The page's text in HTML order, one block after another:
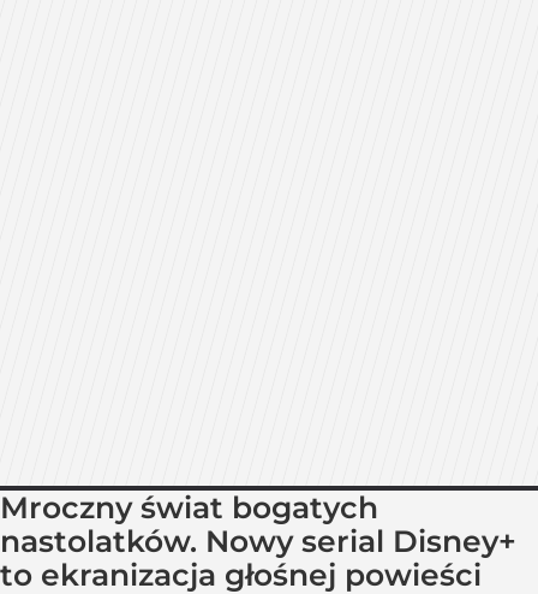
Mroczny świat bogatych
nastolatków. Nowy serial Disney+
to ekranizacja głośnej powieści